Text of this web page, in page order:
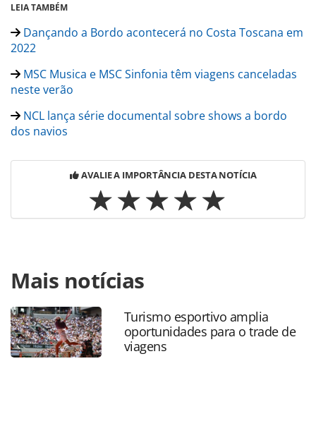
LEIA TAMBÉM
Dançando a Bordo acontecerá no Costa Toscana em
2022
MSC Musica e MSC Sinfonia têm viagens canceladas
neste verão
NCL lança série documental sobre shows a bordo
dos navios
AVALIE A IMPORTÂNCIA DESTA NOTÍCIA
https://www.panrotas.com.br/mercado/cruzeiros/2020/
cruise-estende-suspensao-dos-cruzeiros-ate-
janeiro_178068.html ou as ferramentas oferecidas na
página. Todo o conteúdo produzido pela PANROTAS
Editora é protegido pela legislação brasileira sobre direito
autoral. Não reproduza o conteúdo sem autorização da
Mais notícias
Turismo esportivo amplia
oportunidades para o trade de
viagens